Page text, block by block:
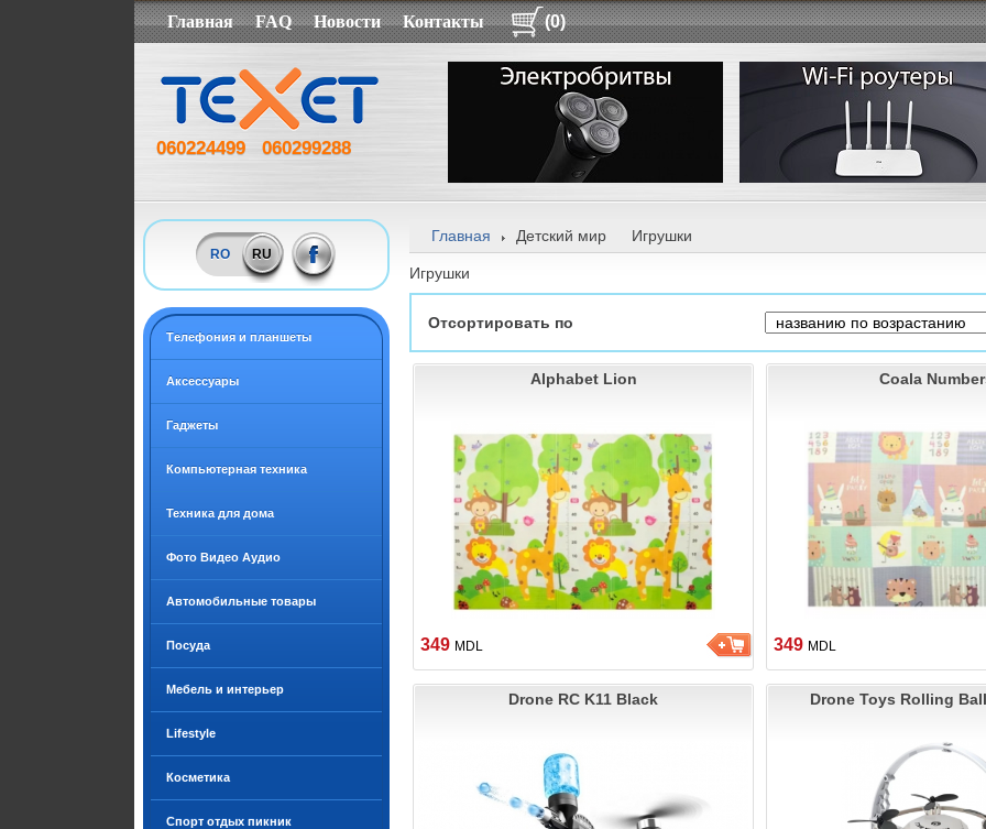
Главная FAQ Новости Контакты (0)
060224499 060299288
RO RU
Tелефония и планшеты
Аксессуары
Гаджеты
Компьютерная техника
Техника для дома
Фото Видео Аудио
Автомобильные товары
Посуда
Мебель и интерьер
Lifestyle
Косметика
Спорт отдых пикник
Главная Детский мир Игрушки
Игрушки
Отсортировать по
Alphabet Lion
349 MDL
Coala
349 MDL
Drone RC K11 Black Drone Toys Rolling